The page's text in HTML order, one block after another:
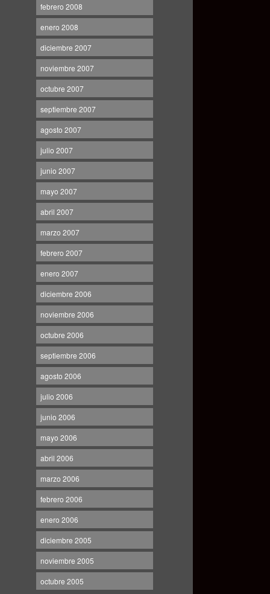
febrero 2008
enero 2008
diciembre 2007
noviembre 2007
octubre 2007
septiembre 2007
agosto 2007
julio 2007
junio 2007
mayo 2007
abril 2007
marzo 2007
febrero 2007
enero 2007
diciembre 2006
noviembre 2006
octubre 2006
septiembre 2006
agosto 2006
julio 2006
junio 2006
mayo 2006
abril 2006
marzo 2006
febrero 2006
enero 2006
diciembre 2005
noviembre 2005
octubre 2005